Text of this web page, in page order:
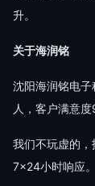
升。
关于海润铭
沈阳海润铭电
人，客户满意度
我们不玩虚的，
7×24小时响应。